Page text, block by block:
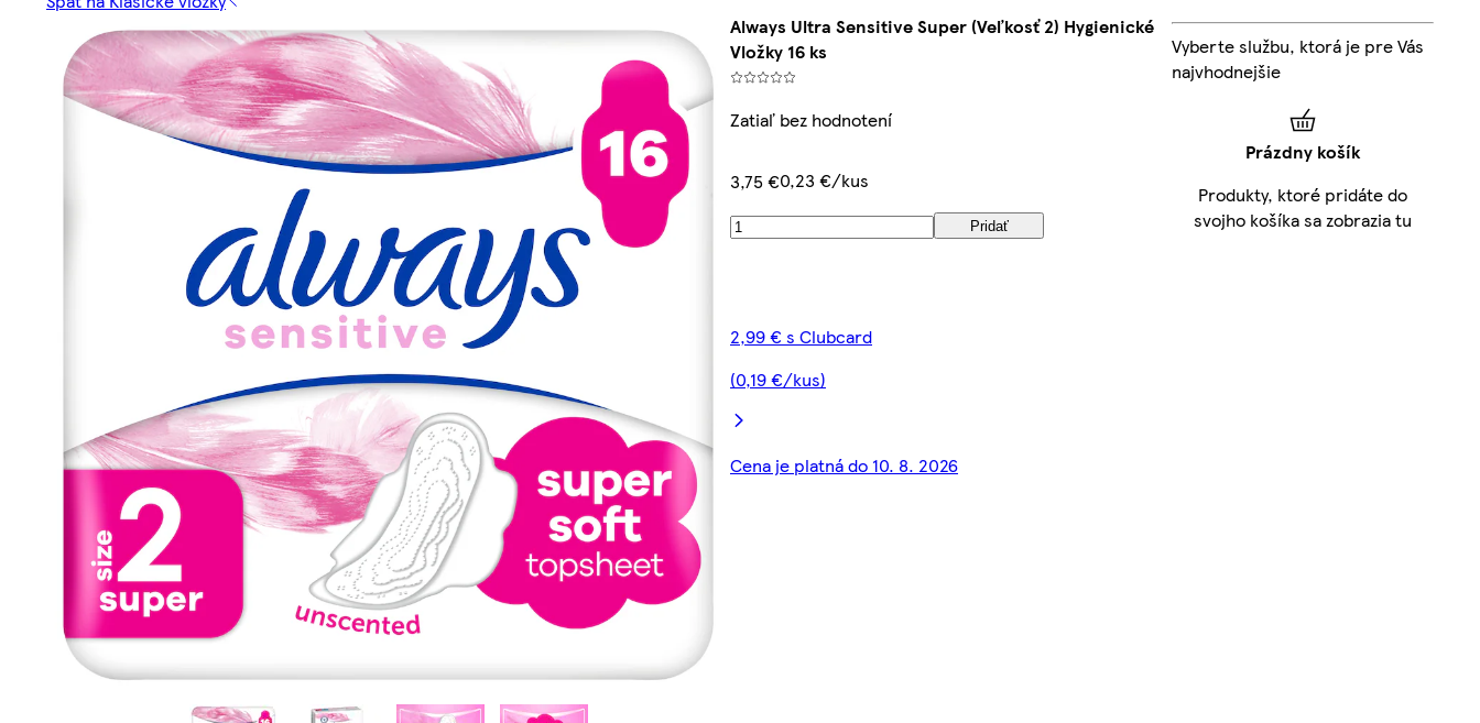
Always Ultra Sensitive Super (Veľkosť 2) Hygienické
Vložky 16 ks
Zatiaľ bez hodnotení
3,75 €0,23 €/kus
Pridať
2,99 € s Clubcard
(0,19 €/kus)
Cena je platná do 10. 8. 2026
Vyberte službu, ktorá je pre Vás
najvhodnejšie
Prázdny košík
Produkty, ktoré pridáte do
svojho košíka sa zobrazia tu